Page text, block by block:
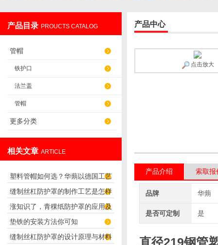
产品目录 PROUCTS CATALOG
管帽
铁护口
法兰盖
管帽
更多分类
相关文章 ARTICLE
塑料管帽如何选？华蒴以德国工艺
打造管道“精密封口”
缝制丝杠防护罩的制作工艺是怎样
的？
涨知识了，青稞纸防护罩的应用及
优势
垫铁的安装方法你可知
缝制丝杠防护罩的设计原理与材料
产品中心
点击放大
产品介绍 索取报
品牌 华蒴
是否可定制 是
直径219钢管